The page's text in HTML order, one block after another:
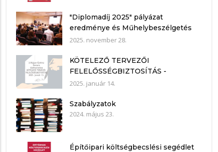
"Diplomadíj 2025" pályázat
eredménye és Műhelybeszélgetés
2025.11.21.
2025. november 28.
KÖTELEZŐ TERVEZŐI
FELELŐSSÉGBIZTOSÍTÁS -
nyilatkozat mintákkal
2025. január 14.
Szabályzatok
2024. május 23.
Építőipari költségbecslési segédlet